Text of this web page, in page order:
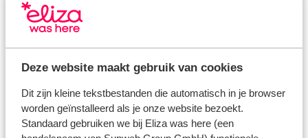
Deze website maakt gebruik van cookies
Dit zijn kleine tekstbestanden die automatisch in je browser
worden geïnstalleerd als je onze website bezoekt.
Standaard gebruiken we bij Eliza was here (een
kindvriendelijk complex
accommodatie niet geschikt voor
mindervaliden
parkeerterrein
wi-fi op de kamer (gratis)